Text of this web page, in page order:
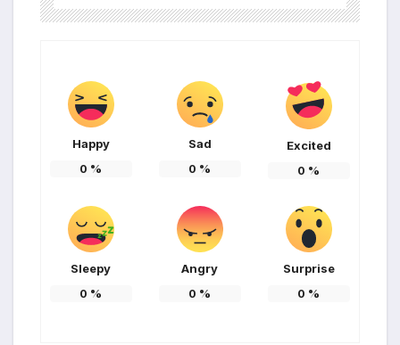
Happy
0 %
Sad
0 %
Excited
0 %
Sleepy
0 %
Angry
0 %
Surprise
0 %